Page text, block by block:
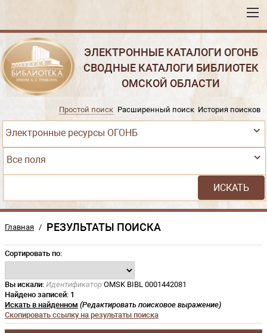
ЭЛЕКТРОННЫЕ КАТАЛОГИ ОГОНБ
СВОДНЫЕ КАТАЛОГИ БИБЛИОТЕК
ОМСКОЙ ОБЛАСТИ
Электронные ресурсы ОГОНБ
Простой поиск Расширенный поиск История поисков
Все поля
Главная / РЕЗУЛЬТАТЫ ПОИСКА
Сортировать по:
Вы искали: Идентификатор OMSK BIBL 0001442081
Найдено записей: 1
Искать в найденном (Редактировать поисковое выражение)
Скопировать ссылку на результаты поиска